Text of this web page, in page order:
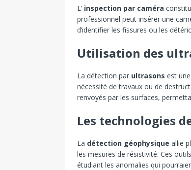
L’ inspection par caméra
professionnel peut insérer une
d’identifier les fissures ou les
Utilisation des
La détection par ultrasons est
nécessité de travaux ou de
renvoyés par les surfaces,
Les technologies
La détection géophysique allie
les mesures de résistivité. Ces
étudiant les anomalies qui